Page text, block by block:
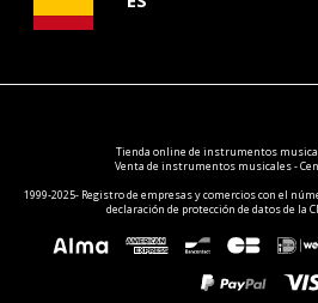
Tienda online deinstrumentos
Venta de instrumentos musicales -
1999-2025- Registro de empresas y comercios con el
declaración de protección de datos de la